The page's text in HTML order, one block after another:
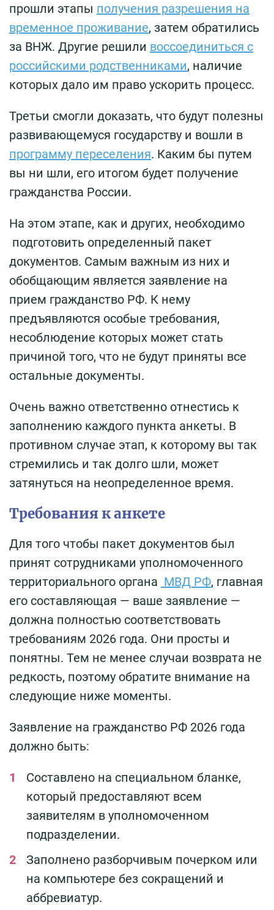
прошли этапы получения разрешения на
временное проживание, затем обратились
за ВНЖ. Другие решили воссоединиться с
российскими родственниками, наличие
которых дало им право ускорить процесс.
Третьи смогли доказать, что будут полезны
развивающемуся государству и вошли в
программу переселения. Каким бы путем
вы ни шли, его итогом будет получение
гражданства России.
На этом этапе, как и других, необходимо
подготовить определенный пакет
документов. Самым важным из них и
обобщающим является заявление на
прием гражданство РФ. К нему
предъявляются особые требования,
несоблюдение которых может стать
причиной того, что не будут приняты все
остальные документы.
Очень важно ответственно отнестись к
заполнению каждого пункта анкеты. В
противном случае этап, к которому вы так
стремились и так долго шли, может
затянуться на неопределенное время.
Требования к анкете
Для того чтобы пакет документов был
принят сотрудниками уполномоченного
территориального органа МВД РФ, главная
его составляющая — ваше заявление —
должна полностью соответствовать
требованиям 2026 года. Они просты и
понятны. Тем не менее случаи возврата не
редкость, поэтому обратите внимание на
следующие ниже моменты.
Заявление на гражданство РФ 2026 года
должно быть:
Составлено на специальном бланке,
который предоставляют всем
заявителям в уполномоченном
подразделении.
Заполнено разборчивым почерком или
на компьютере без сокращений и
аббревиатур.